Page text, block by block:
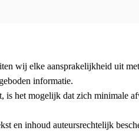
wij elke aansprakelijkheid uit
informatie.
is het mogelijk dat zich minimale
en inhoud auteursrechtelijk